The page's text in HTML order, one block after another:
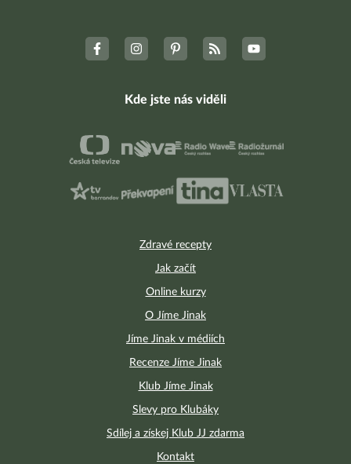
Zdravé recepty
Jak začít
Online kurzy
O Jíme Jinak
Jíme Jinak v médiích
Recenze Jíme Jinak
Klub Jíme Jinak
Slevy pro Klubáky
Sdílej a získej Klub JJ zdarma
Kontakt
Kde jste nás viděli